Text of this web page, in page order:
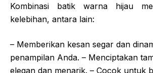
Kombinasi batik warna hijau
kelebihan, antara lain:
– Memberikan kesan segar dan
penampilan Anda. – Menciptakan
elegan dan menarik. – Cocok untuk